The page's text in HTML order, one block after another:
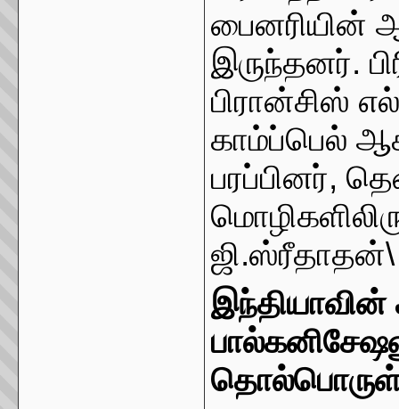
பைனரியின்
இருந்தனர்.
பிரான்சிஸ்
காம்ப்பெல்
பரப்பினர்,
ஜி.ஸ்ரீதாதன்\
இந்தியாவின்